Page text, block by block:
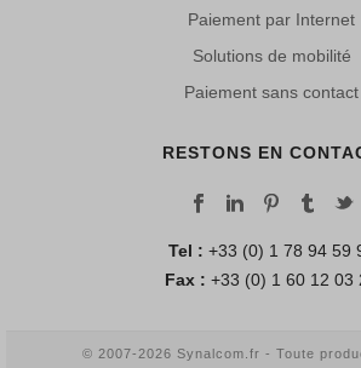
Paiement par Internet
Solutions de mobilité
Paiement sans contact
RESTONS EN
Tel : +33 (0) 1 78 94 59
Fax : +33 (0) 1 60 12 03
© 2007-2026 Synalcom.fr - Toute